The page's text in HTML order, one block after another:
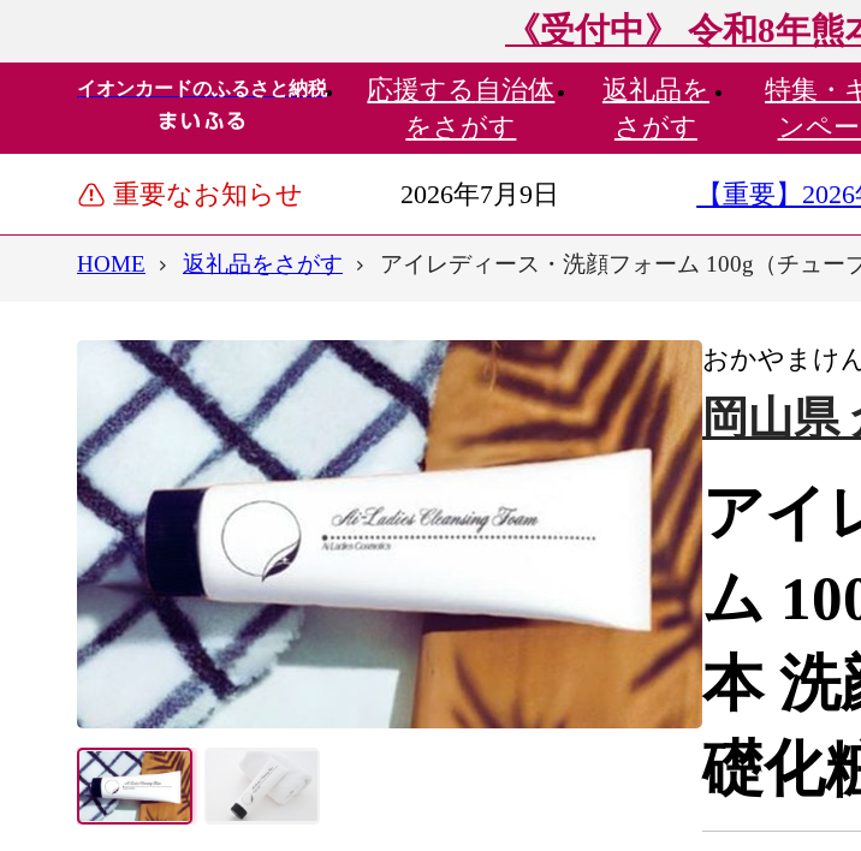
《受付中》 令和8年
イオンカードのふるさと納税 応援する 自治体
をさがす
返礼品を
さがす
特集・
ンペ
重要なお知らせ 2026年7月9日 【重要】
HOME 返礼品をさがす アイレディース・洗顔フォーム 100g（チュ
おかやまけ
岡山県
アイ
ム
本 洗
礎化